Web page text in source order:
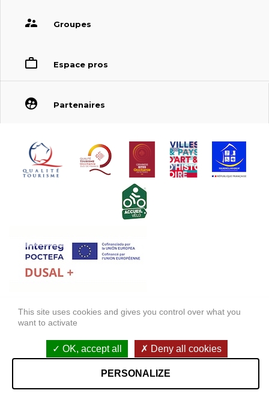
Groupes
Espace pros
Partenaires
FONDO EUROPEO DE DESARROLLO REGIONAL (FEDER)
Mentions légales
Accessibilité : non conforme
StudioJuillet
This site uses cookies and gives you control over what you
want to activate
OK, accept all Deny all cookies
PERSONALIZE